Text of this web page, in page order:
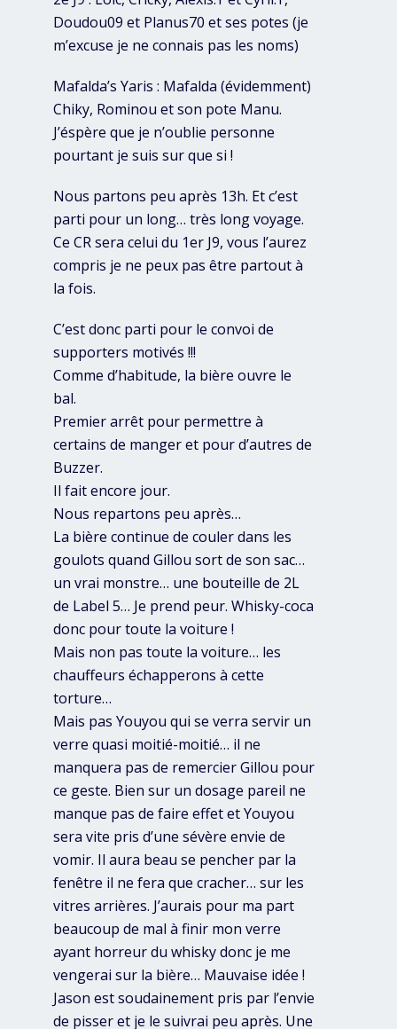
Doudou09 et Planus70 et ses potes (je
m’excuse je ne connais pas les noms)
Mafalda’s Yaris : Mafalda (évidemment)
Chiky, Rominou et son pote Manu.
J’éspère que je n’oublie personne
pourtant je suis sur que si !
Nous partons peu après 13h. Et c’est
parti pour un long… très long voyage.
Ce CR sera celui du 1er J9, vous l’aurez
compris je ne peux pas être partout à
la fois.
C’est donc parti pour le convoi de
supporters motivés !!!
Comme d’habitude, la bière ouvre le
bal.
Premier arrêt pour permettre à
certains de manger et pour d’autres de
Buzzer.
Il fait encore jour.
Nous repartons peu après…
La bière continue de couler dans les
goulots quand Gillou sort de son sac…
un vrai monstre… une bouteille de 2L
de Label 5… Je prend peur. Whisky-coca
donc pour toute la voiture !
Mais non pas toute la voiture… les
chauffeurs échapperons à cette
torture…
Mais pas Youyou qui se verra servir un
verre quasi moitié-moitié… il ne
manquera pas de remercier Gillou pour
ce geste. Bien sur un dosage pareil ne
manque pas de faire effet et Youyou
sera vite pris d’une sévère envie de
vomir. Il aura beau se pencher par la
fenêtre il ne fera que cracher… sur les
vitres arrières. J’aurais pour ma part
beaucoup de mal à finir mon verre
ayant horreur du whisky donc je me
vengerai sur la bière… Mauvaise idée !
Jason est soudainement pris par l’envie
de pisser et je le suivrai peu après. Une